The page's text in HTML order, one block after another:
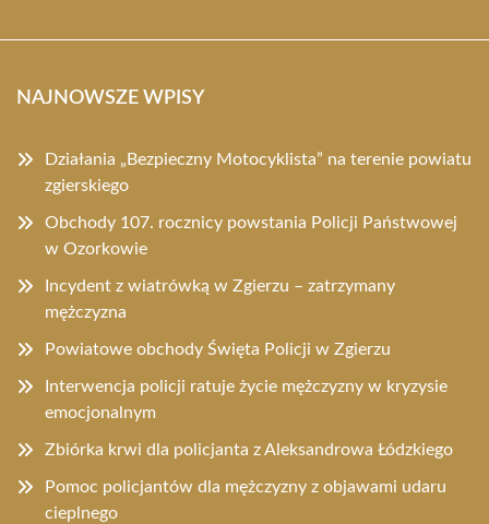
NAJNOWSZE WPISY
Działania „Bezpieczny Motocyklista” na terenie powiatu
zgierskiego
Obchody 107. rocznicy powstania Policji Państwowej
w Ozorkowie
Incydent z wiatrówką w Zgierzu – zatrzymany
mężczyzna
Powiatowe obchody Święta Policji w Zgierzu
Interwencja policji ratuje życie mężczyzny w kryzysie
emocjonalnym
Zbiórka krwi dla policjanta z Aleksandrowa Łódzkiego
Pomoc policjantów dla mężczyzny z objawami udaru
cieplnego